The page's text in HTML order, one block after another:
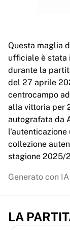
Calcio femminile
NWSL
OL Lyonnes
Paris Saint-
Arsenal WFC
Esplora per paese
Basket
Highlights
Charlotte Hornets
Chicago Bulls
LA Clippers
Portland Trail
Visualizza tutto il
Le migliori squadre
Charlotte Hornets
Questa maglia
ufficiale è stata
durante la
del 27 aprile
centrocampo
alla vittoria per
autografata da
l'autenticazione
collezione
stagione 2025/
Generato con IA
LA